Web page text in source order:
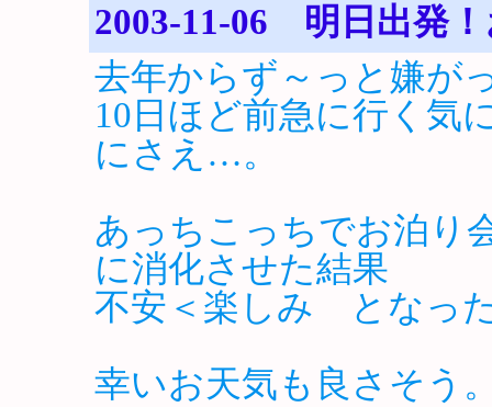
2003-11-06 明日出発
去年からず～っと嫌が
10日ほど前急に行く気
にさえ…。
あっちこっちでお泊り
に消化させた結果
不安＜楽しみ となっ
幸いお天気も良さそう